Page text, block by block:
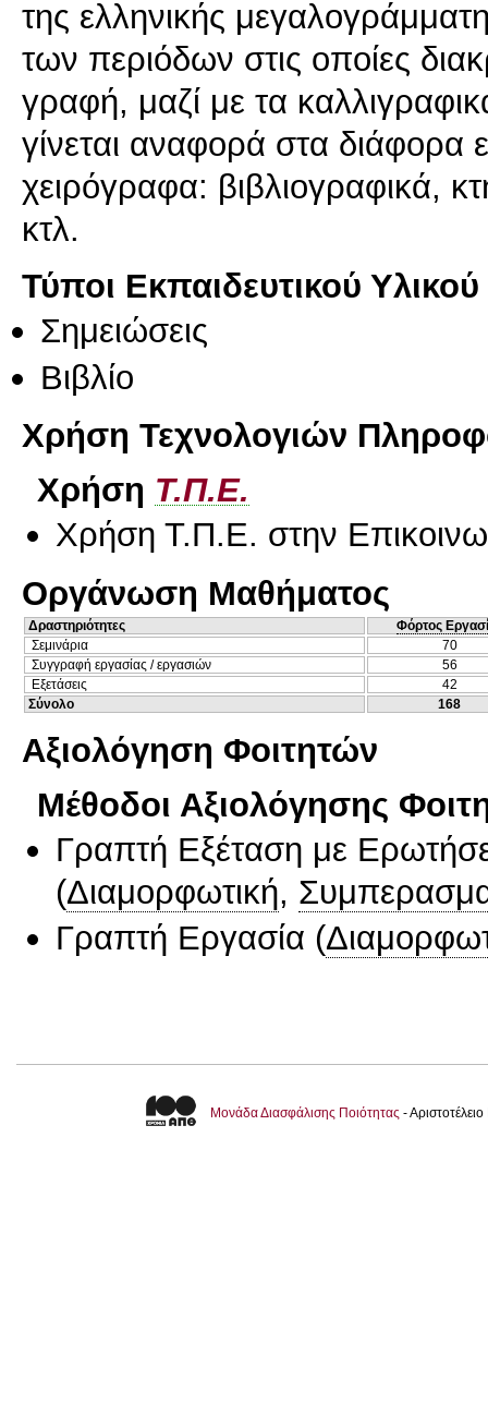
της ελληνικής
των περιόδων στις οποίες
γραφή, μαζί με τα
γίνεται αναφορά στα
χειρόγραφα: βιβλιογραφικά,
κτλ.
Τύποι Εκπαιδευτικού Υλικού
Σημειώσεις
Βιβλίο
Χρήση Τεχνολογιών
Χρήση Τ.Π.Ε.
Χρήση Τ.Π.Ε. στην
Οργάνωση Μαθήματος
Δραστηριότητες
Φόρτος
Σεμινάρια
70
Συγγραφή εργασίας / εργασιών
56
Εξετάσεις
42
Σύνολο
168
Αξιολόγηση Φοιτητών
Μέθοδοι Αξιολόγησης
Γραπτή Εξέταση με
(Διαμορφωτική,
Γραπτή Εργασία (
Μονάδα Διασφάλισης Ποιότητας -